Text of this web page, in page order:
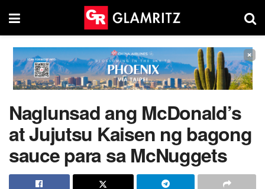
×
Naglunsad ang McDonald’s
at Jujutsu Kaisen ng bagong
sauce para sa McNuggets